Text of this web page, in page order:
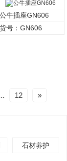
公牛插座GN606
货号：GN606
12 »
石材养护